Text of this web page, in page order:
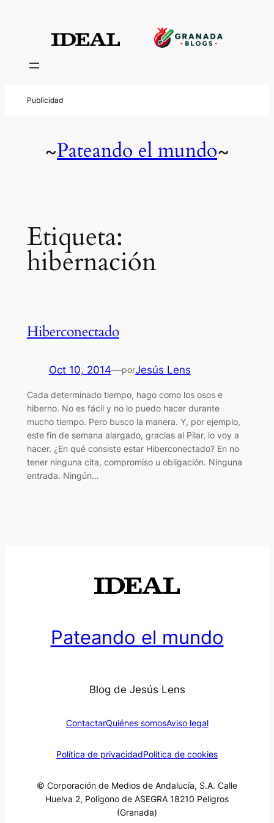
contenido
~Pateando el mundo~
Etiqueta:
hibernación
Hiberconectado
Oct 10, 2014—porJesús Lens
Cada determinado tiempo, hago como los osos e
hiberno. No es fácil y no lo puedo hacer durante
mucho tiempo. Pero busco la manera. Y, por ejemplo,
este fin de semana alargado, gracias al Pilar, lo voy a
hacer. ¿En qué consiste estar Hiberconectado? En no
tener ninguna cita, compromiso u obligación. Ninguna
entrada. Ningún…
Pateando el mundo
Blog de Jesús Lens
ContactarQuiénes somosAviso legal
Política de privacidadPolítica de cookies
© Corporación de Medios de Andalucía, S.A. Calle
Huelva 2, Polígono de ASEGRA 18210 Peligros
(Granada)